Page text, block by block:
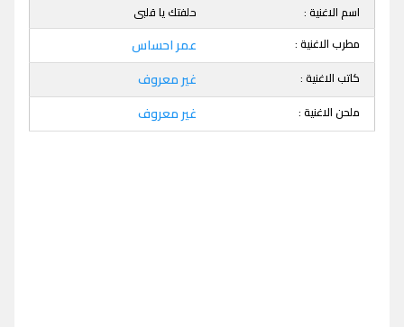
اسم الاغنية :
حلفتك يا قلبى
مطرب الاغنية :
عمر احساس
كاتب الاغنية : غير معروف
ملحن الاغنية : غير معروف